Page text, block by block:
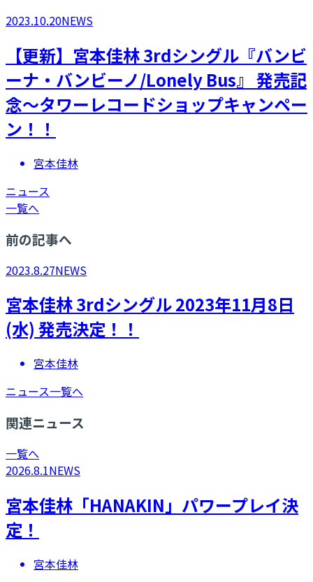
2023.10.20NEWS
【更新】​宮本佳林 3rdシングル『バンビ
ーナ・バンビーノ/Lonely Bus』 発売記
念～タワーレコードショップキャンペー
ン！！
宮本佳林
ニュース
一覧へ
前の記事へ
2023.8.27NEWS
宮本佳林 3rdシングル 2023年11月8日
(水) 発売決定！！
宮本佳林
ニュース一覧へ
関連ニュース
一覧へ
2026.8.1NEWS
宮本佳林「HANAKIN」パワープレイ決
定！
宮本佳林